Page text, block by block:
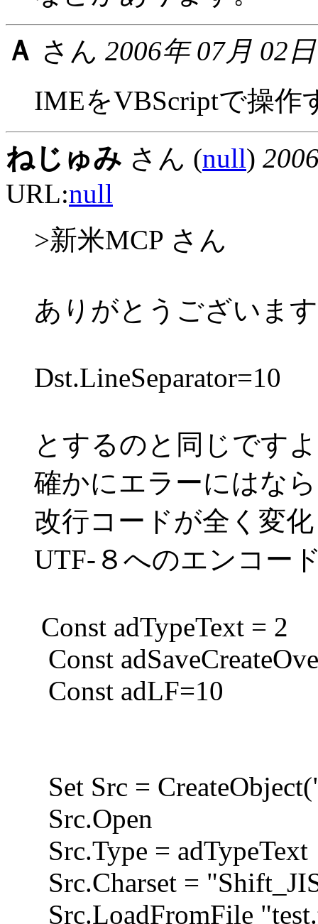
Ａ さん 2006年 07月 02
IMEをVBScriptで操作
ねじゅみ さん (null)
URL:null
>新米MCP さん
ありがとうございま
Dst.LineSeparator=10
とするのと同じです
確かにエラーにはな
改行コードが全く変
UTF-８へのエンコー
Const adTypeText = 2
Const
Const adLF=10
Set Src =
Src.Open
Src.Type = adTypeText
Src.Charset =
Src.LoadFromFile